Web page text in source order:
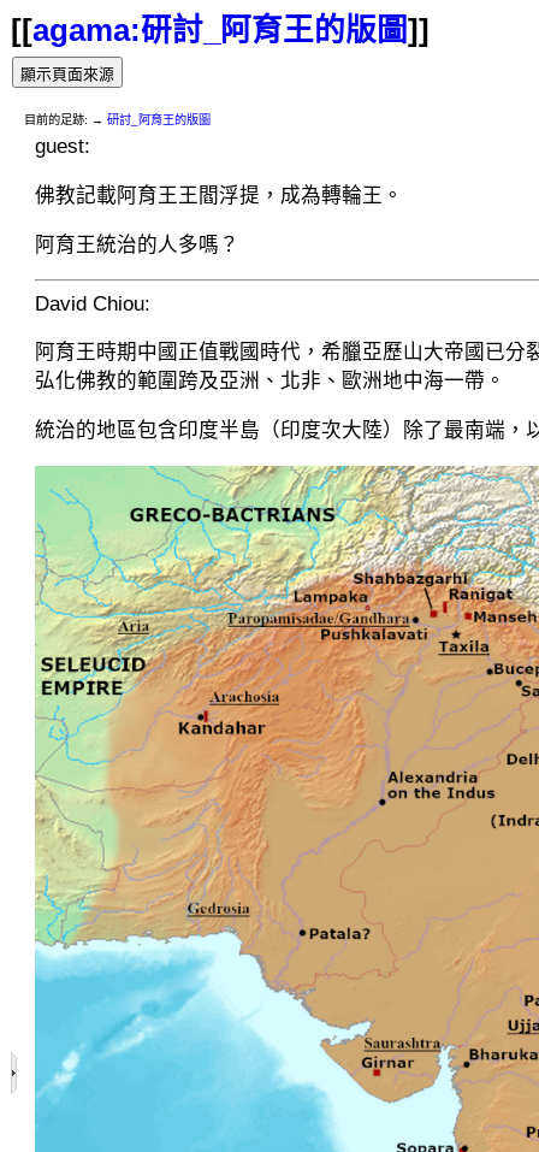
[[agama:研討_阿育王的版圖]]
目前的足跡: → 研討_阿育王的版圖
guest:
佛教記載阿育王王閻浮提，成為轉輪王。
阿育王統治的人多嗎？
David Chiou:
阿育王時期中國正值戰國時代，希臘亞歷山大帝國已
弘化佛教的範圍跨及亞洲、北非、歐洲地中海一帶。
統治的地區包含印度半島（印度次大陸）除了最南端，